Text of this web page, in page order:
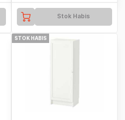
Stok Habis
STOK HABIS